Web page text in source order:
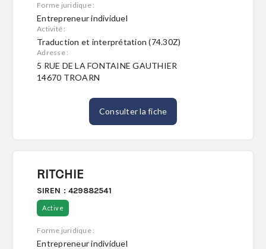
Forme juridique :
Entrepreneur individuel
Activité :
Traduction et interprétation (74.30Z)
Adresse :
5 RUE DE LA FONTAINE GAUTHIER
14670 TROARN
Consulter la fiche
RITCHIE
SIREN : 429882541
Active
Forme juridique :
Entrepreneur individuel